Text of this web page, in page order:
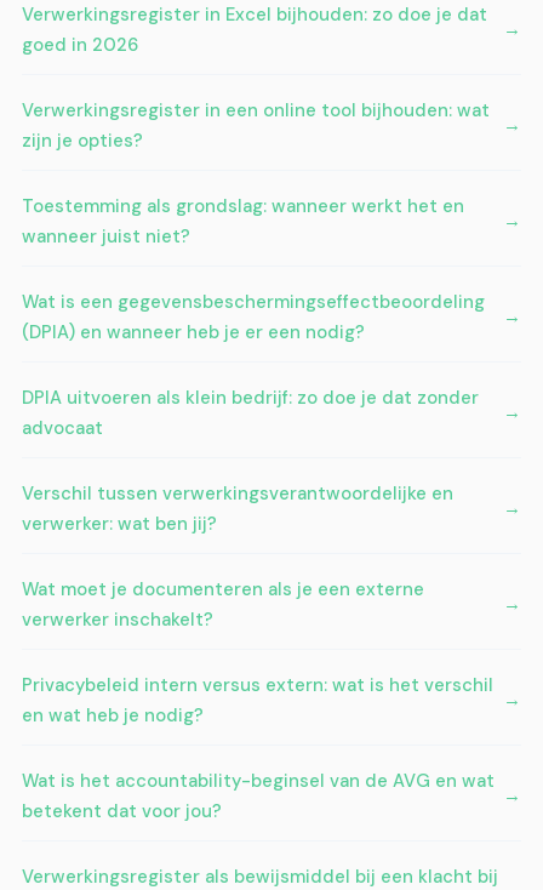
Verwerkingsregister in Excel bijhouden: zo doe je dat
goed in 2026
Verwerkingsregister in een online tool bijhouden: wat
zijn je opties?
Toestemming als grondslag: wanneer werkt het en
wanneer juist niet?
Wat is een gegevensbeschermingseffectbeoordeling
(DPIA) en wanneer heb je er een nodig?
DPIA uitvoeren als klein bedrijf: zo doe je dat zonder
advocaat
Verschil tussen verwerkingsverantwoordelijke en
verwerker: wat ben jij?
Wat moet je documenteren als je een externe
verwerker inschakelt?
Privacybeleid intern versus extern: wat is het verschil
en wat heb je nodig?
Wat is het accountability-beginsel van de AVG en wat
betekent dat voor jou?
Verwerkingsregister als bewijsmiddel bij een klacht bij